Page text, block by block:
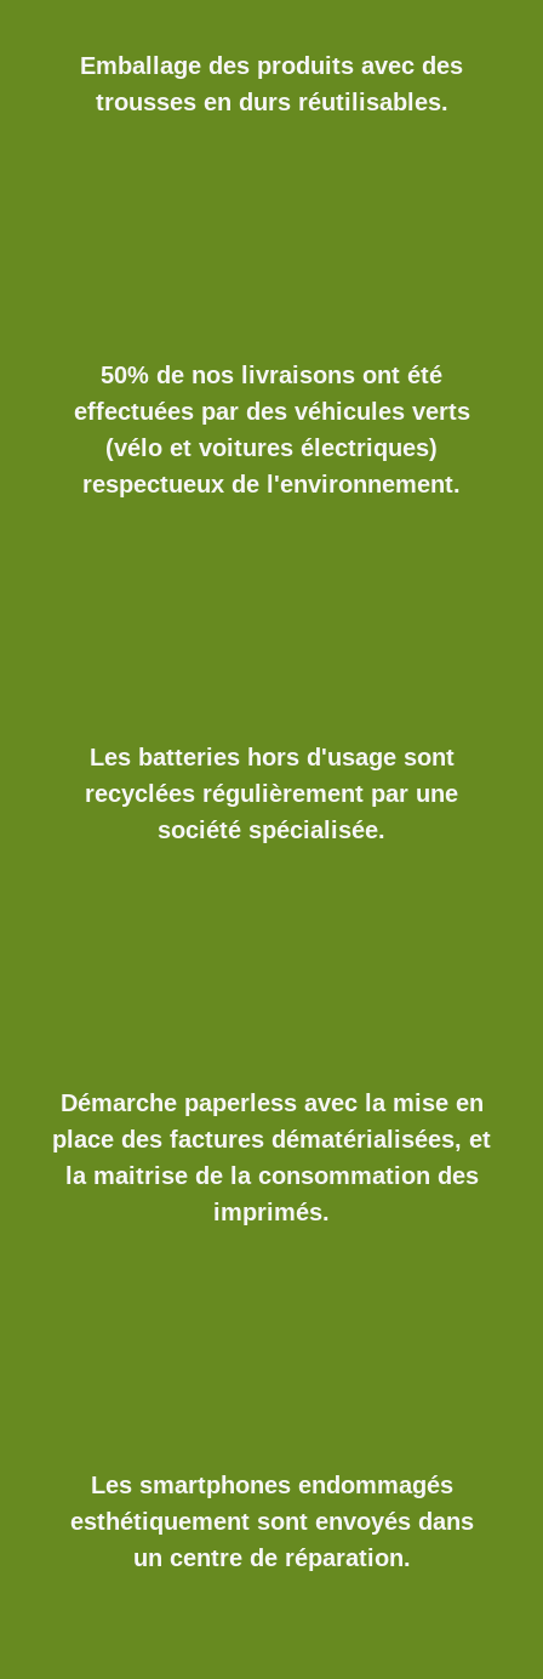
Emballage des produits avec des
trousses en durs réutilisables.
50% de nos livraisons ont été
effectuées par des véhicules verts
(vélo et voitures électriques)
respectueux de l'environnement.
Les batteries hors d'usage sont
recyclées régulièrement par une
société spécialisée.
Démarche paperless avec la mise en
place des factures dématérialisées, et
la maitrise de la consommation des
imprimés.
Les smartphones endommagés
esthétiquement sont envoyés dans
un centre de réparation.